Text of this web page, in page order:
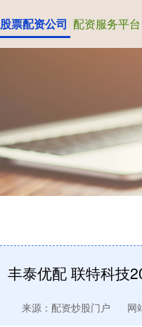
股票配资公司 配资服务平台
丰泰优配 联特科技
来源：配资炒股门户 网